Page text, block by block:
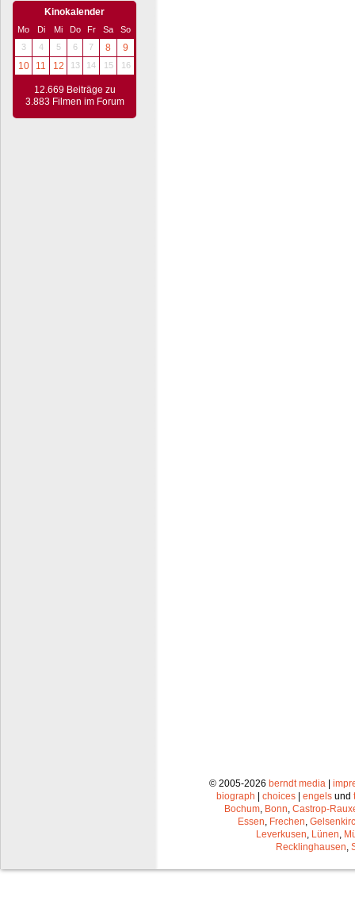
Kinokalender
Mo Di Mi Do Fr Sa
So
3
4 5 6 7 8
9
10
11 12 13 14 15 16
12.669 Beiträge zu
3.883 Filmen im Forum
© 2005-2026 berndt media |
biograph | choices | engels und
Bochum Bonn Castrop-
Essen Frechen
Leverkusen Lünen
Recklinghausen